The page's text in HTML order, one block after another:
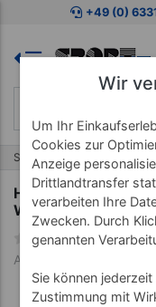
Zum Kaufbereich
+49 (0)
Start Rotlichtstrahler
Halogen
Wandarm
Art-Nr. 24754
Wir
Um Ihr
Cookies zur
Anzeige
Drittlandtransfer
verarbeiten Ihre
Zwecken. Durch
genannten
Sie können jederzeit
Zustimmung mit